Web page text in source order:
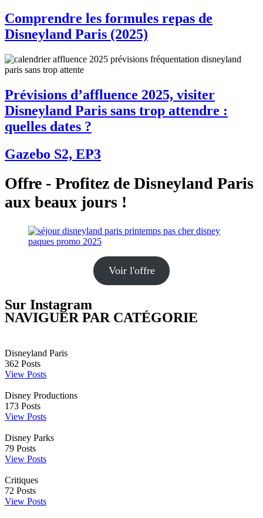
Comprendre les formules repas de
Disneyland Paris (2025)
Prévisions d’affluence 2025, visiter
Disneyland Paris sans trop attendre :
quelles dates ?
Gazebo S2, EP3
Offre - Profitez de Disneyland Paris
aux beaux jours !
Voir l'offre
Sur Instagram
NAVIGUER PAR CATÉGORIE
Disneyland Paris
362 Posts
View Posts
Disney Productions
173 Posts
View Posts
Disney Parks
79 Posts
View Posts
Critiques
72 Posts
View Posts